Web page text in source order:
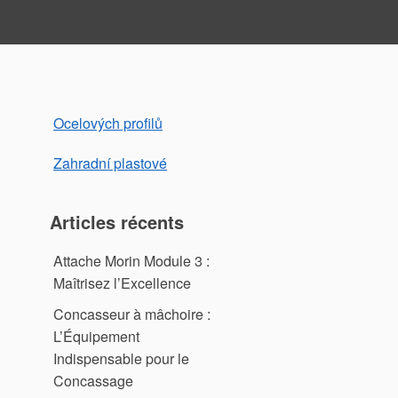
Ocelových profilů
Zahradní plastové
Articles récents
Attache Morin Module 3 :
Maîtrisez l’Excellence
Concasseur à mâchoire :
L’Équipement
Indispensable pour le
Concassage